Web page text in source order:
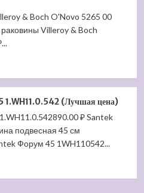
& Boch O'Novo 5265 00
Villeroy & Boch
(Лучшая цена)
₽ Santek
подвесная 45 см
Форум 45 1WH110542...